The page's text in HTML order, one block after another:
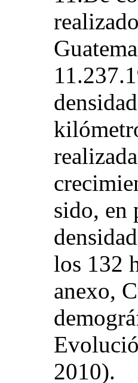
sido, en
los 132
anexo,
2010).